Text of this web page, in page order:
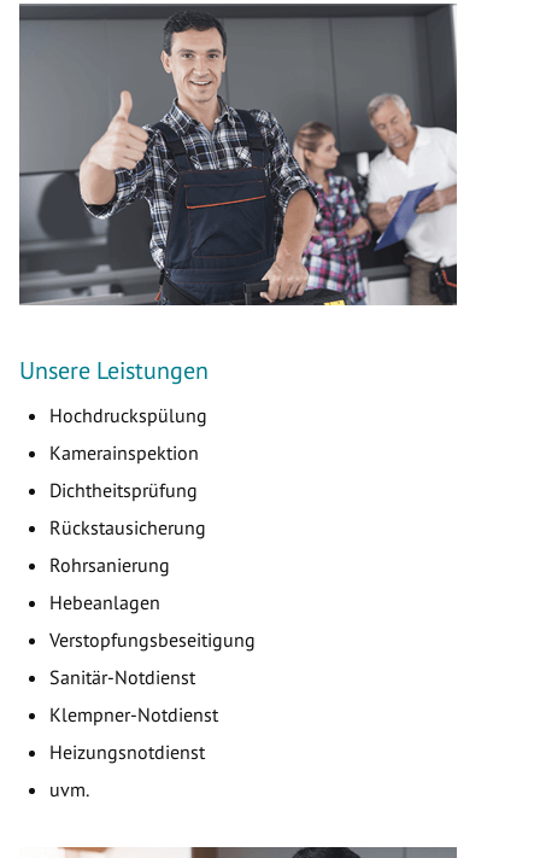
Unsere Leistungen
Hochdruckspülung
Kamerainspektion
Dichtheitsprüfung
Rückstausicherung
Rohrsanierung
Hebeanlagen
Verstopfungsbeseitigung
Sanitär-Notdienst
Klempner-Notdienst
Heizungsnotdienst
uvm.